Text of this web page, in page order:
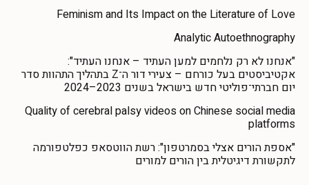
Feminism and Its Impact on the Literature of Love
Analytic Autoethnography
"אנחנו לא רק נלחמים למען העתיד – אנחנו העתיד":
אקטיביסטים בעל כורחם – צעירי דור ה־Z בתהליך התהוות סדר
יום חברתי־פוליטי חדש בישראל בשנים 2023–2024
Quality of cerebral palsy videos on Chinese social media
platforms
"אספת הורים אצלי בסמרטפון": רשת הווטסאפ כפלטפורמה
לתקשורת דיגיטלית בין הורים למורים